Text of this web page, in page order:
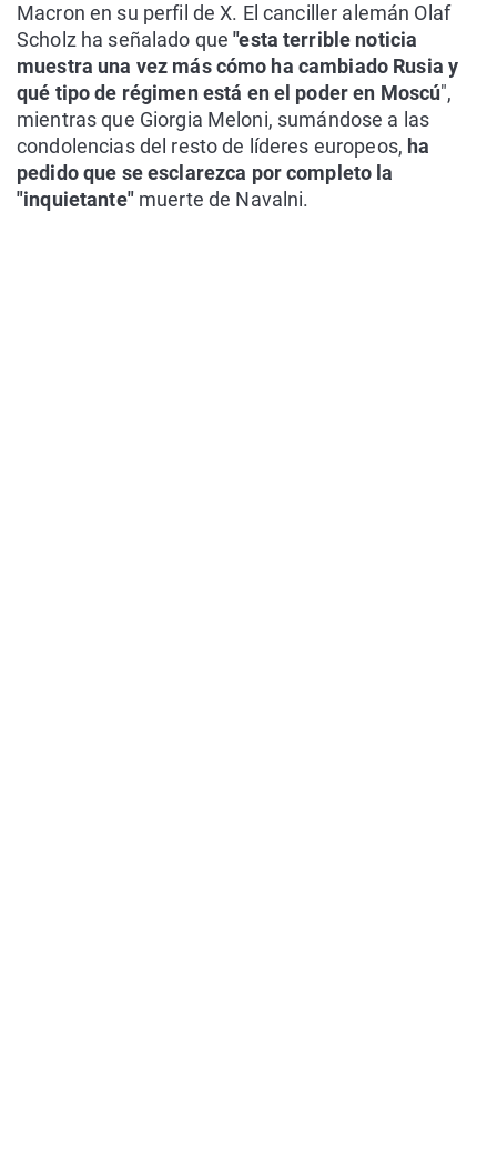
Macron en su perfil de X. El canciller alemán Olaf
Scholz ha señalado que"esta terrible noticia
muestra una vez más cómo ha cambiado Rusia y
qué tipo de régimen está en el poder en Moscú",
mientras que Giorgia Meloni, sumándose a las
condolencias del resto de líderes europeos, ha
pedido que se esclarezca por completo la
"inquietante"muerte de Navalni.